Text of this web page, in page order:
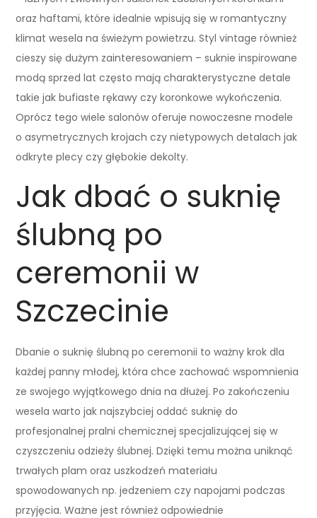
oraz haftami, które idealnie wpisują się w romantyczny
klimat wesela na świeżym powietrzu. Styl vintage również
cieszy się dużym zainteresowaniem – suknie inspirowane
modą sprzed lat często mają charakterystyczne detale
takie jak bufiaste rękawy czy koronkowe wykończenia.
Oprócz tego wiele salonów oferuje nowoczesne modele
o asymetrycznych krojach czy nietypowych detalach jak
odkryte plecy czy głębokie dekolty.
Jak dbać o suknię
ślubną po
ceremonii w
Szczecinie
Dbanie o suknię ślubną po ceremonii to ważny krok dla
każdej panny młodej, która chce zachować wspomnienia
ze swojego wyjątkowego dnia na dłużej. Po zakończeniu
wesela warto jak najszybciej oddać suknię do
profesjonalnej pralni chemicznej specjalizującej się w
czyszczeniu odzieży ślubnej. Dzięki temu można uniknąć
trwałych plam oraz uszkodzeń materiału
spowodowanych np. jedzeniem czy napojami podczas
przyjęcia. Ważne jest również odpowiednie